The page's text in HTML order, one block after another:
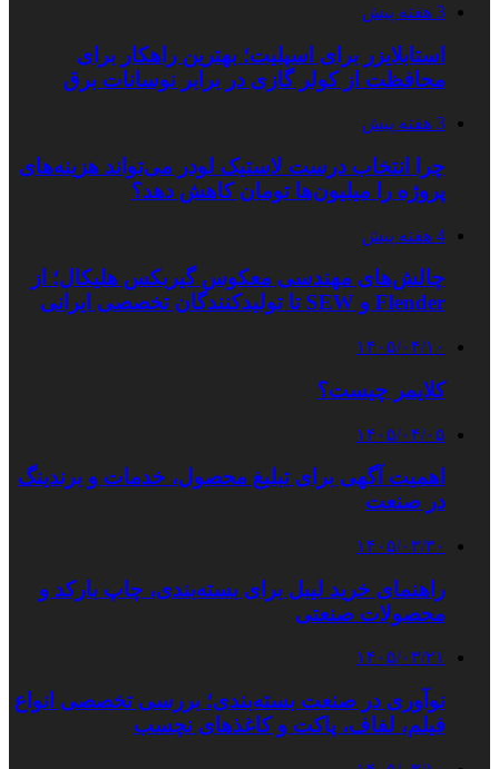
3 هفته پیش
استابلایزر برای اسپلیت؛ بهترین راهکار برای
محافظت از کولر گازی در برابر نوسانات برق
3 هفته پیش
چرا انتخاب درست لاستیک لودر می‌تواند هزینه‌های
پروژه را میلیون‌ها تومان کاهش دهد؟
4 هفته پیش
چالش‌های مهندسی معکوس گیربکس هلیکال؛ از
Flender و SEW تا تولیدکنندگان تخصصی ایرانی
۱۴۰۵/۰۴/۱۰
کلایمر چیست؟
۱۴۰۵/۰۴/۰۵
اهمیت آگهی برای تبلیغ محصول، خدمات و برندینگ
در صنعت
۱۴۰۵/۰۳/۳۰
راهنمای خرید لیبل برای بسته‌بندی، چاپ بارکد و
محصولات صنعتی
۱۴۰۵/۰۳/۲۱
نوآوری در صنعت بسته‌بندی؛ بررسی تخصصی انواع
فیلم، لفاف، پاکت و کاغذهای نچسب